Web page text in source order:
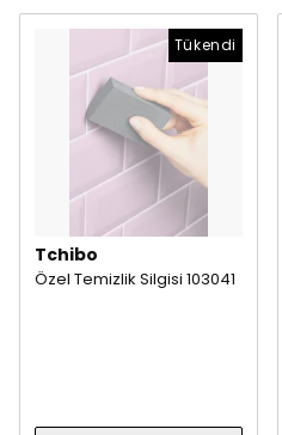
Tükendi
Tchibo
Özel Temizlik Silgisi 103041